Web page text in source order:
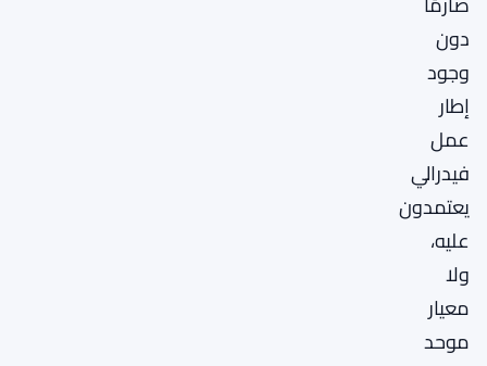
دون
وجود
إطار
عمل
فيدرالي
يعتمدون
عليه،
ولا
معيار
موحد